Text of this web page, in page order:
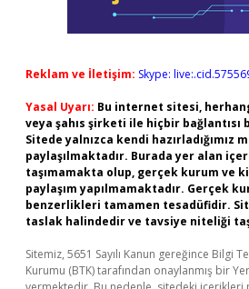
Reklam ve İletişim: Skype:
Yasal Uyarı: Bu internet sitesi,
veya şahıs şirketi ile hiçbir bağlantısı
Sitede yalnızca kendi hazırladığımız
paylaşılmaktadır. Burada yer alan
taşımamakta olup, gerçek kurum ve
paylaşım yapılmamaktadır. Gerçek
benzerlikleri tamamen tesadüfidir.
taslak halindedir ve tavsiye niteliği
Sitemiz, 5651 Sayılı Kanun gereğince Bilgi
Kurumu (BTK) tarafından onaylanmış bir